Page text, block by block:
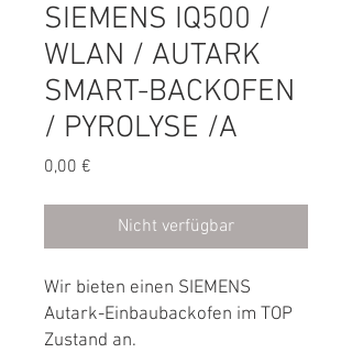
SIEMENS IQ500 /
WLAN / AUTARK
SMART-BACKOFEN
/ PYROLYSE /A
0,00 €
Nicht verfügbar
Wir bieten einen SIEMENS
Autark-Einbaubackofen im TOP
Zustand an.